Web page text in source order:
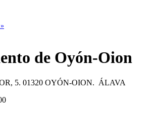
de Oyón-Oion
5. 01320 OYÓN-OION. ÁLAVA